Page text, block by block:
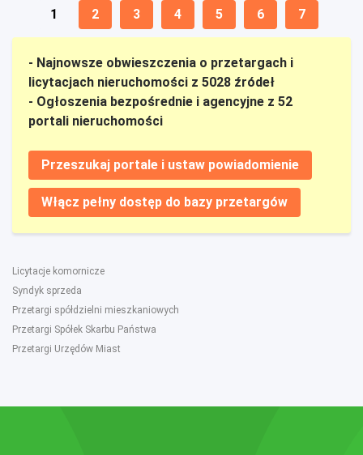
1 2 3 4 5 6 7
- Najnowsze obwieszczenia o przetargach i
licytacjach nieruchomości z 5028 źródeł
- Ogłoszenia bezpośrednie i agencyjne z 52
portali nieruchomości
Przeszukaj portale i ustaw powiadomienie
Włącz pełny dostęp do bazy przetargów
Licytacje komornicze
Syndyk sprzeda
Przetargi spółdzielni mieszkaniowych
Przetargi Spółek Skarbu Państwa
Przetargi Urzędów Miast